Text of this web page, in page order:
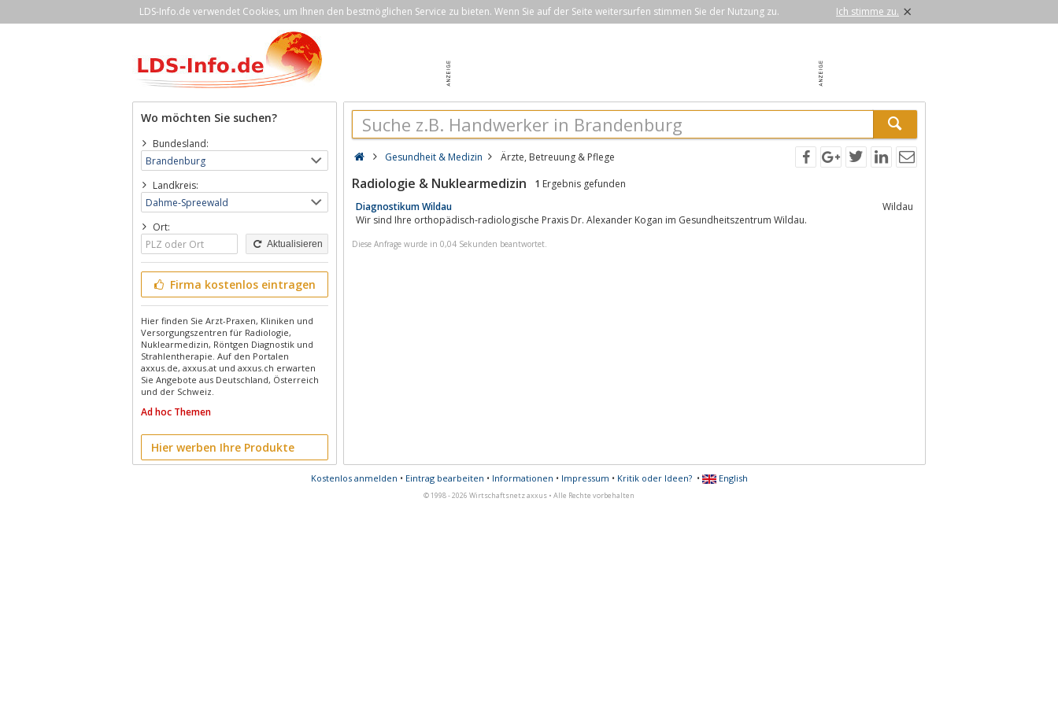
LDS-Info.de verwendet Cookies, um Ihnen den bestmöglichen Service zu bieten. Wenn Sie auf der Seite weitersurfen stimmen Sie der Nutzung zu. Ich stimme zu. ×
Wo möchten Sie suchen?
Bundesland:
Landkreis:
Ort:
Aktualisieren
Firma kostenlos eintragen
Hier finden Sie Arzt-Praxen, Kliniken und
Versorgungszentren für Radiologie,
Nuklearmedizin, Röntgen Diagnostik und
Strahlentherapie. Auf den Portalen
axxus.de, axxus.at und axxus.ch erwarten
Sie Angebote aus Deutschland, Österreich
und der Schweiz.
Ad hoc Themen
Hier werben Ihre Produkte
Gesundheit & Medizin Ärzte, Betreuung & Pflege
Radiologie & Nuklearmedizin 1 Ergebnis gefunden
Diagnostikum Wildau
Wildau
Wir sind Ihre orthopädisch-radiologische Praxis Dr. Alexander Kogan im Gesundheitszentrum Wildau.
Diese Anfrage wurde in 0,04 Sekunden beantwortet.
Kostenlos anmelden • Eintrag bearbeiten • Informationen • Impressum • Kritik oder Ideen?• English
© 1998 - 2026 Wirtschaftsnetz axxus • Alle Rechte vorbehalten